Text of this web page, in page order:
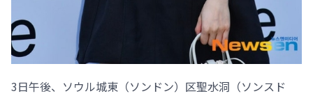
3日午後、ソウル城東（ソンドン）区聖水洞（ソンスド